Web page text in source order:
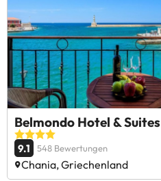
Belmondo Hotel & Suites
9.1 548 Bewertungen
Chania, Griechenland